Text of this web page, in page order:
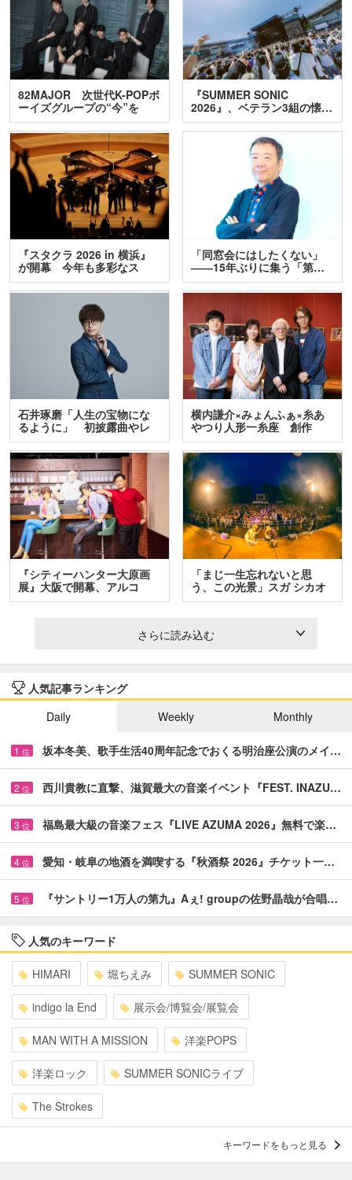
82MAJOR 次世代K-POPボ
ーイズグループの“今”を
訊…
『SUMMER SONIC
2026』、ベテラン3組の懐…
『スタクラ 2026 in 横浜』
が開幕 今年も多彩なス
テ…
「同窓会にはしたくない」
――15年ぶりに集う「第…
石井琢磨「人生の宝物にな
るように」 初披露曲やレ
ア…
横内謙介×みょんふぁ×糸あ
やつり人形一糸座 創作
人…
『シティーハンター大原画
展』大阪で開幕、アルコ
＆…
「まじ一生忘れないと思
う、この光景」スガ シカオ
と…
さらに読み込む
人気記事ランキング
Daily
Weekly Monthly
1 位 坂本冬美、歌手生活40周年記念でおくる明治座公演のメイ…
2 位 西川貴教に直撃、滋賀最大の音楽イベント『FEST. INAZU…
3 位 福島最大級の音楽フェス『LIVE AZUMA 2026』無料で楽…
4 位 愛知・岐阜の地酒を満喫する『秋酒祭 2026』チケット一…
5 位 『サントリー1万人の第九』Aぇ! groupの佐野晶哉が合唱…
人気のキーワード
HIMARI 堀ちえみ SUMMER SONIC
indigo la End 展示会/博覧会/展覧会
MAN WITH A MISSION 洋楽POPS
洋楽ロック SUMMER SONICライブ
The Strokes
キーワードをもっと見る